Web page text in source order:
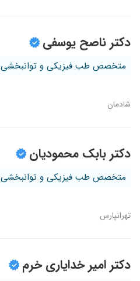
دکتر ناصح یوسفی
متخصص طب فیزیکی و توانبخشی
شادمان
دکتر بابک محمودیان
متخصص طب فیزیکی و توانبخشی
تهرانپارس
دکتر امیر خدایاری خرم